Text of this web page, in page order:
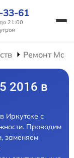
33-61
21:00
Ремонт
2016 в
Иркутске с
Проводим
заменяем